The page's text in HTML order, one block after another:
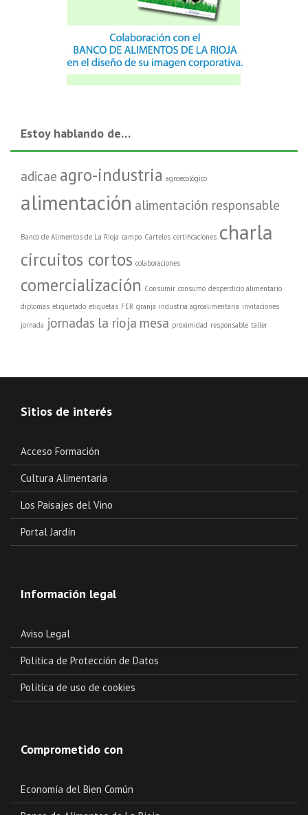
Estoy hablando de…
adicae agro-industria agroecológico
alimentación alimentación responsable
Banco de Alimentos de La Rioja campo Carteles certificaciones charla
circuitos cortos colaboraciones
comercialización Consumir consumo desperdicio alimentario
diplomas etiquetado etiquetas FER granja industria agroalimentaria invitaciones
jornada jornadas la rioja mesa proximidad responsable taller
Sitios de interés
Acceso Formación
Cultura Alimentaria
Los Paisajes del Vino
Portal Jardín
Información legal
Aviso Legal
Política de Protección de Datos
Política de uso de cookies
Comprometido con
Economía del Bien Común